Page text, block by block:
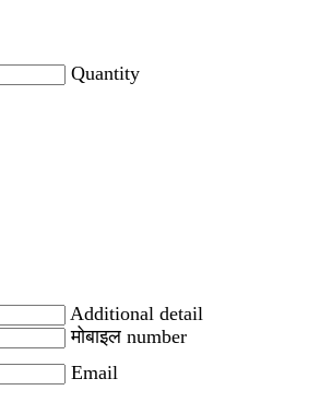
Quantity
Additional detail
मोबाइल number
Email